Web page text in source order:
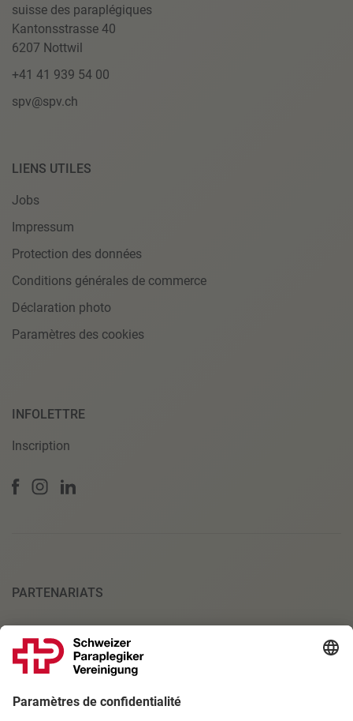
suisse des paraplégiques
Kantonsstrasse 40
6207 Nottwil
+41 41 939 54 00
spv@spv.ch
LIENS UTILES
Jobs
Impressum
Protection des données
Conditions générales de commerce
Déclaration photo
Paramètres des cookies
INFOLETTRE
Inscription
PARTENARIATS